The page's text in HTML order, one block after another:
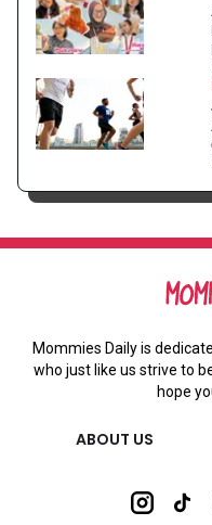
Mommies Daily is
who just like us strive to
hope
ABOUT US